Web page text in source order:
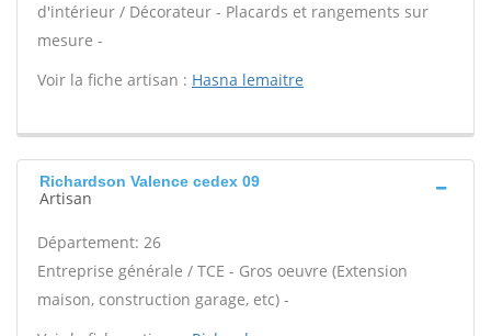
d'intérieur / Décorateur - Placards et rangements sur
mesure -
Voir la fiche artisan : Hasna lemaitre
Richardson Valence cedex 09
Artisan
Département: 26
Entreprise générale / TCE - Gros oeuvre (Extension
maison, construction garage, etc) -